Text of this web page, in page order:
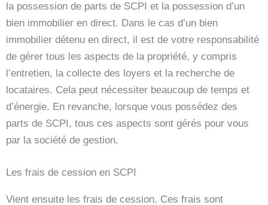
la possession de parts de SCPI et la possession d’un
bien immobilier en direct. Dans le cas d’un bien
immobilier détenu en direct, il est de votre responsabilité
de gérer tous les aspects de la propriété, y compris
l’entretien, la collecte des loyers et la recherche de
locataires. Cela peut nécessiter beaucoup de temps et
d’énergie. En revanche, lorsque vous possédez des
parts de SCPI, tous ces aspects sont gérés pour vous
par la société de gestion.
Les frais de cession en SCPI
Vient ensuite les frais de cession. Ces frais sont